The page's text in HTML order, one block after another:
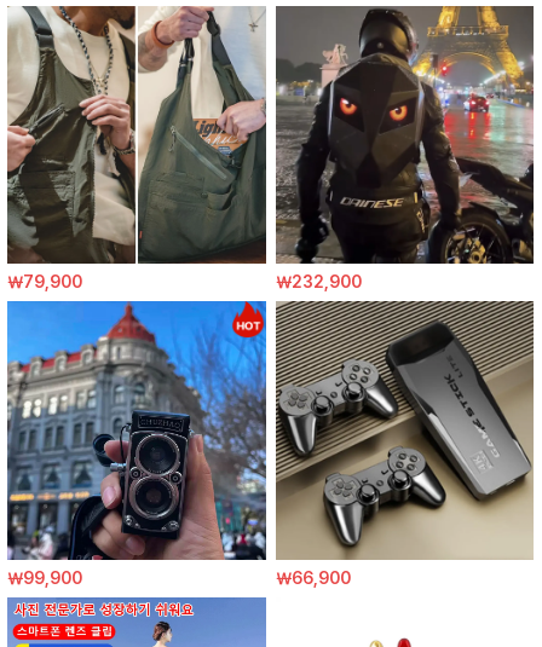
￦79,900 ￦232,900
￦99,900 ￦66,900